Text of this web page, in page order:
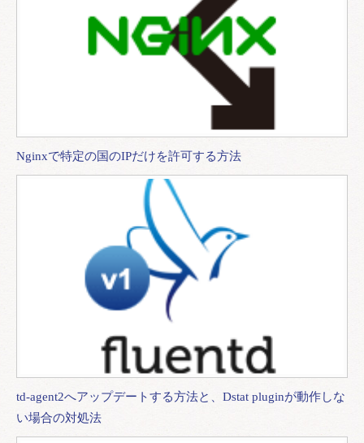
Nginxで特定の国のIPだけを許可する方法
td-agent2へアップデートする方法と、Dstat pluginが動作しな
い場合の対処法